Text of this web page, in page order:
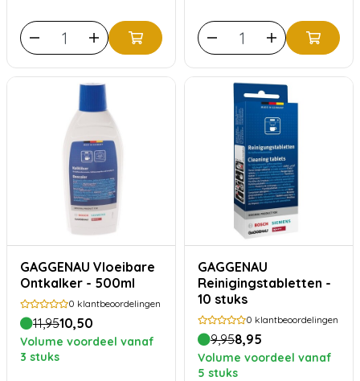
GAGGENAU Vloeibare
Ontkalker - 500ml
0 klantbeoordelingen
11,9510,50
Volume voordeel vanaf
3 stuks
GAGGENAU
Reinigingstabletten -
10 stuks
0 klantbeoordelingen
9,958,95
Volume voordeel vanaf
5 stuks